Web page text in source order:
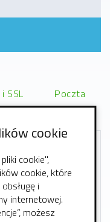
SSL
Poczta
cookie
cookie",
cookie, które
i
internetowej.
możesz